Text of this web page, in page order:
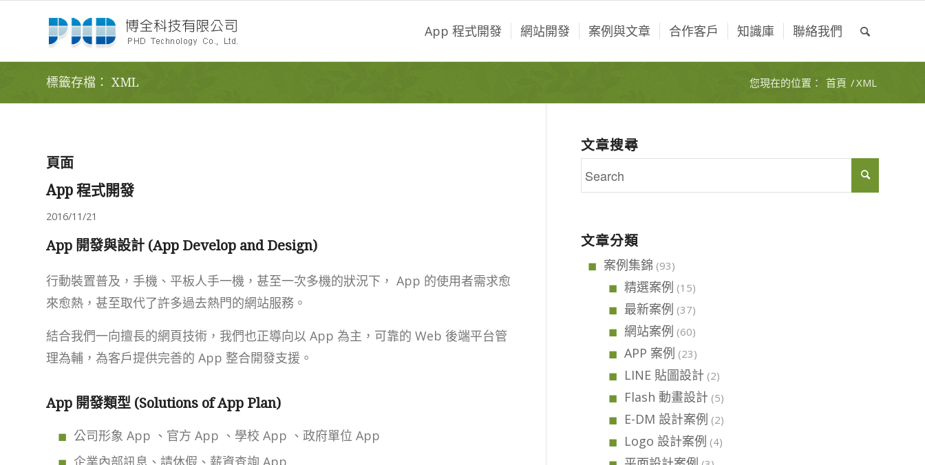
App 程式開發 網站開發 案例與文章 合作客戶 知識庫 聯絡我們
標籤存檔： XML 您現在的位置： 首頁 /XML
頁面
App 程式開發
2016/11/21
App 開發與設計 (App Develop and Design)
行動裝置普及，手機、平板人手一機，甚至一次多機的狀況下， App 的使用者需求愈
來愈熱，甚至取代了許多過去熱門的網站服務。
結合我們一向擅長的網頁技術，我們也正導向以 App 為主，可靠的 Web 後端平台管
理為輔，為客戶提供完善的 App 整合開發支援。
App 開發類型 (Solutions of App Plan)
公司形象 App 、官方 App 、學校 App 、政府單位 App
企業內部訊息、請休假、薪資查詢 App
文章搜尋
文章分類
案例集錦 (93)
精選案例 (15)
最新案例 (37)
網站案例 (60)
APP 案例 (23)
LINE 貼圖設計 (2)
Flash 動畫設計 (5)
E-DM 設計案例 (2)
Logo 設計案例 (4)